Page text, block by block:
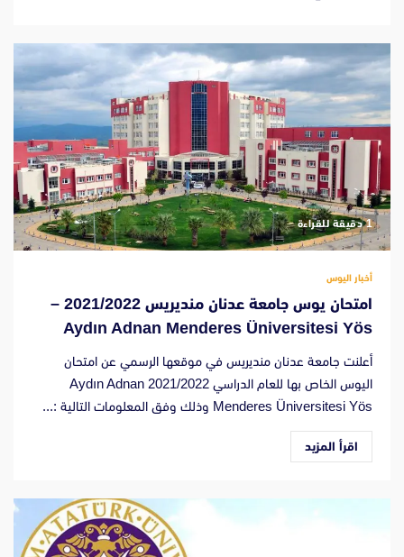
‫1 دقيقة للقراءة
أخبار اليوس
امتحان يوس جامعة عدنان منديريس 2021/2022 –
Aydın Adnan Menderes Üniversitesi Yös
أعلنت جامعة عدنان منديريس في موقعها الرسمي عن امتحان
اليوس الخاص بها للعام الدراسي 2021/2022 Aydın Adnan
Menderes Üniversitesi Yös وذلك وفق المعلومات التالية :...
اقرأ المزيد